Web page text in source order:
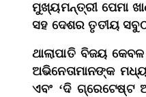
ମୁଖ୍ୟମନ୍ତ୍ରୀ ପେମା
ସହ ଦେଶର ତୃତୀୟ
ଥାଲାପାତି ବିଜୟ
ଅଭିନେତାମାନଙ୍କ
ଏବଂ ‘ଦି ଗ୍ରେଟେଷ୍ଟ